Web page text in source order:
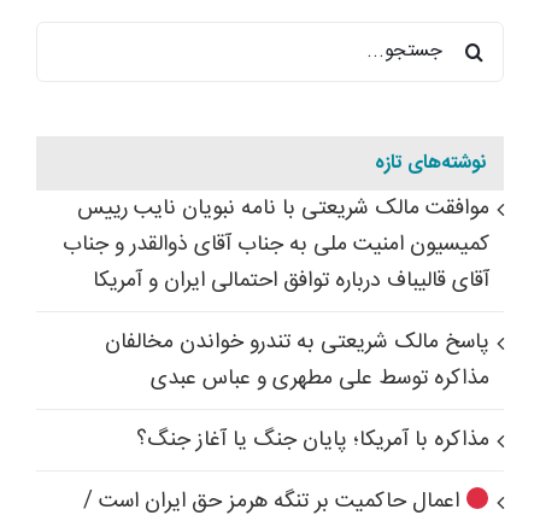
جستجو
برای:
نوشته‌های تازه
موافقت مالک شریعتی با نامه نبویان نایب رییس
کمیسیون امنیت ملی به جناب آقای ذوالقدر و جناب
آقای قالیباف درباره توافق احتمالی ایران و آمریکا
پاسخ مالک شریعتی به تندرو خواندن مخالفان
مذاکره توسط علی مطهری و عباس عبدی
مذاکره با آمریکا؛ پایان جنگ یا آغاز جنگ؟
اعمال حاکمیت بر تنگه هرمز حق ایران است /